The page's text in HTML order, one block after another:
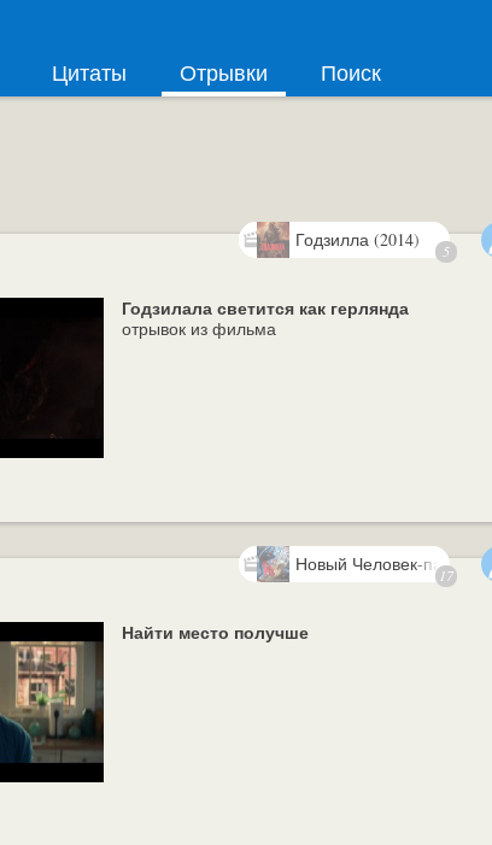
Цитаты Отрывки Поиск
Годзилала светится как герлянда
отрывок из фильма
Годзилла (2014) 5
Найти место получше
Новый Человек-паук:
напряжение (2014)
17